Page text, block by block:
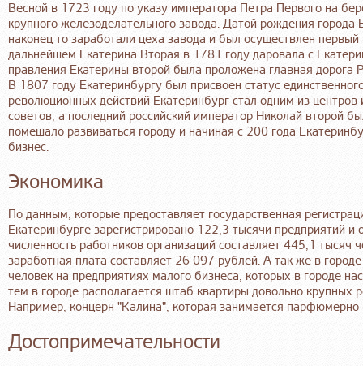
Весной в 1723 году по указу императора Петра Первого на
крупного железоделательного завода. Датой рождения
наконец то заработали цеха завода и был осуществлен
дальнейшем Екатерина Вторая в 1781 году даровала с
правления Екатерины второй была проложена главная дорога
В 1807 году Екатеринбургу был присвоен статус
революционных действий Екатеринбург стал одним из
советов, а последний российский император Николай второй
помешало развиваться городу и начиная с 200 года
бизнес.
Экономика
По данным, которые предоставляет государственная
Екатеринбурге зарегистрировано 122,3 тысячи предприятий и
численность работников организаций составляет 445,1 тысяч
заработная плата составляет 26 097 рублей. А так же в
человек на предприятиях малого бизнеса, которых в городе
тем в городе располагается штаб квартиры довольно крупных
Например, концерн "Калина", которая занимается
Достопримечательности